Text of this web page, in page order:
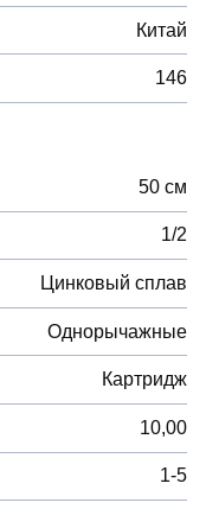
Китай
146
50 см
1/2
Цинковый сплав
Однорычажные
Картридж
10,00
1-5